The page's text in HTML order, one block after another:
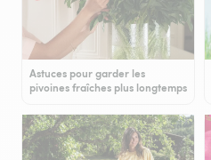
Astuces pour garder les
pivoines fraîches plus longtemps